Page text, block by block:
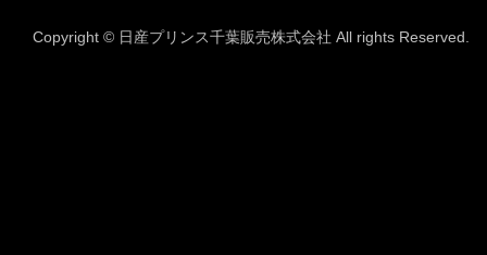
Copyright © 日産プリンス千葉販売株式会社 All rights Reserved.